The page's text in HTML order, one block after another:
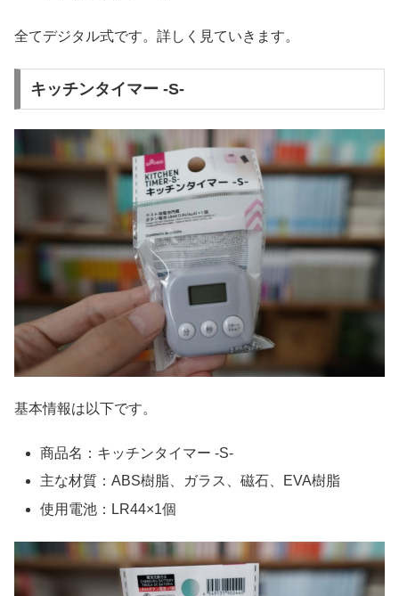
全てデジタル式です。詳しく見ていきます。
キッチンタイマー -S-
基本情報は以下です。
商品名：キッチンタイマー -S-
主な材質：ABS樹脂、ガラス、磁石、EVA樹脂
使用電池：LR44×1個